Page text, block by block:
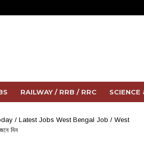
RAILWAY / RRB / RRC SCIENCE
/ Latest Jobs West Bengal Job / West
নিন